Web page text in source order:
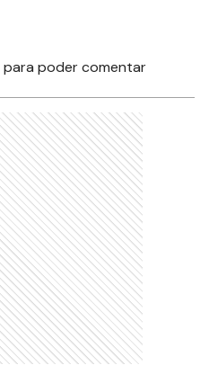
para poder comentar